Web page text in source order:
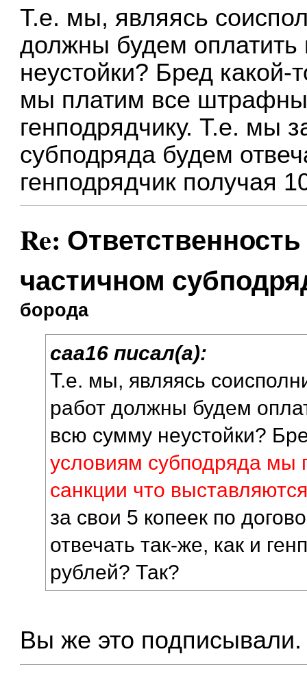
Т.е. мы, являясь
должны будем оплатить
неустойки? Бред
мы платим все
генподрядчику. Т.е. мы
субподряда будем
генподрядчик получая
Re:
частичном
борода
caa16 писал(а):
Т.е. мы, являясь
работ должны будем
всю сумму неустойки?
условиям субподряда
санкции что
за свои 5 копеек по
отвечать так-же, как и
рублей? Так?
Вы же это подписывали.